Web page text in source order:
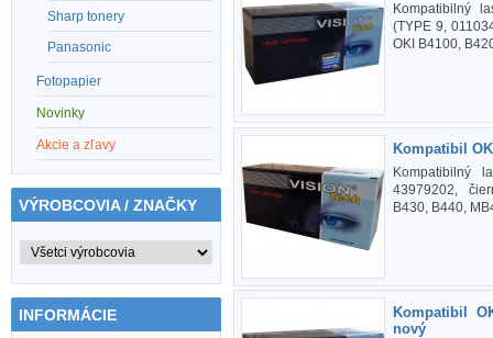
Sharp tonery
Panasonic
Fotopapier
Novinky
Akcie a zľavy
VÝROBCOVIA / ZNAČKY
INFORMÁCIE
Kompatibilný
(TYPE 9,
OKI B4100,
Kompatibil
Kompatibilný
43979202,
B430, B440,
Kompatibil
nový